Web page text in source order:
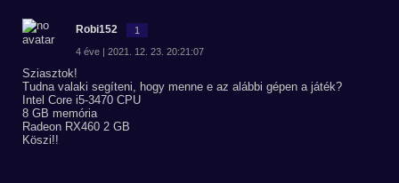
Robi152 1
4 éve | 2021. 12. 23. 20:21:07
Sziasztok!
Tudna valaki segíteni, hogy menne e az alábbi gépen a játék?
Intel Core i5-3470 CPU
8 GB memória
Radeon RX460 2 GB
Köszi!!